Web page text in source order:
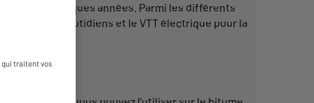
depuis quelques années. Parmi les différents
quotidiens et le VTT électrique pour la
qui traitent vos